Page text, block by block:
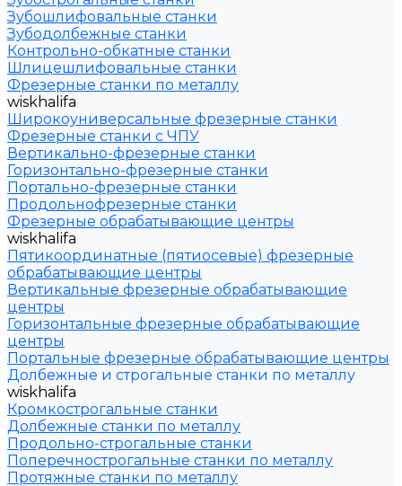
Зубошлифовальные станки
Зубодолбежные станки
Контрольно-обкатные станки
Шлицешлифовальные станки
Фрезерные станки по металлу
wiskhalifa
Широкоуниверсальные фрезерные станки
Фрезерные станки с ЧПУ
Вертикально-фрезерные станки
Горизонтально-фрезерные станки
Портально-фрезерные станки
Продольнофрезерные станки
Фрезерные обрабатывающие центры
wiskhalifa
Пятикоординатные (пятиосевые) фрезерные
обрабатывающие центры
Вертикальные фрезерные обрабатывающие
центры
Горизонтальные фрезерные обрабатывающие
центры
Портальные фрезерные обрабатывающие центры
Долбежные и строгальные станки по металлу
wiskhalifa
Кромкострогальные станки
Долбежные станки по металлу
Продольно-строгальные станки
Поперечнострогальные станки по металлу
Протяжные станки по металлу